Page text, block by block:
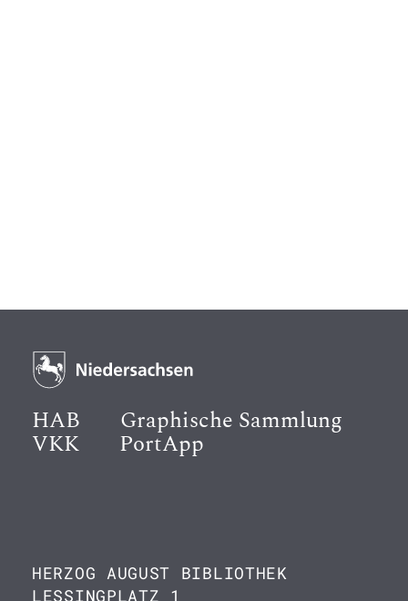
HAB Graphische Sammlung
VKK PortApp
HERZOG AUGUST BIBLIOTHEK
LESSINGPLATZ 1